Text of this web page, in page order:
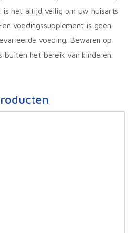
het altijd veilig om uw huisarts
voedingssupplement is geen
voeding. Bewaren op
buiten het bereik van kinderen.